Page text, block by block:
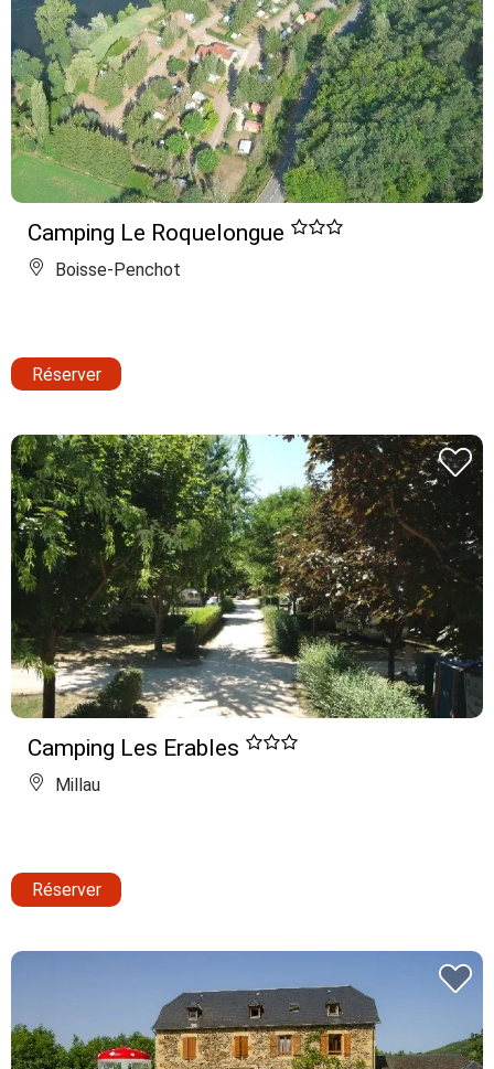
Camping Le Roquelongue
Boisse-Penchot
Réserver
Camping Les Erables
Millau
Réserver